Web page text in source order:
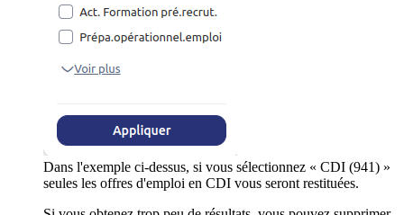
Dans l'exemple ci-dessus, si vous sélectionnez « CDI (941) »
seules les offres d'emploi en CDI vous seront restituées.